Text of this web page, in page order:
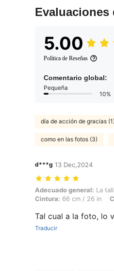
Evaluaciones
5.00
Política de Reseñas
Comentario global:
Pequeña
10%
día de acción de gracias (1)
como en las fotos (3)
d***g 13 Dec,2024
Adecuado general: La talla
Adecuado general: La
Cintura: 66 cm / 26 in
Tal cual a la foto, lo
Traducir